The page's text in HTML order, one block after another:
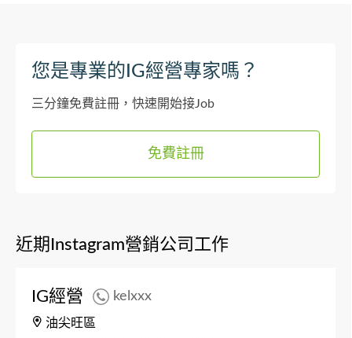
您是專業的IG經營專家嗎？
三分鐘免費註冊，快速開始接Job
免費註冊
近期Instagram營銷公司工作
IG經營 kelxxx
油尖旺區